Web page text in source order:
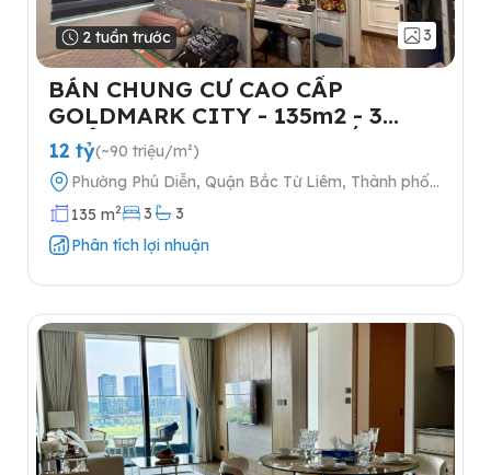
2 tuần trước 3
BÁN CHUNG CƯ CAO CẤP
GOLDMARK CITY - 135m2 - 3
NGỦ-TẶNG FULL NỘI THẤT- 2
SLOT Ô TÔ
12 tỷ(~90 triệu/m²)
Phường Phú Diễn, Quận Bắc Từ Liêm, Thành phố
Hà Nội
135 m2 3
3
Phân tích lợi nhuận